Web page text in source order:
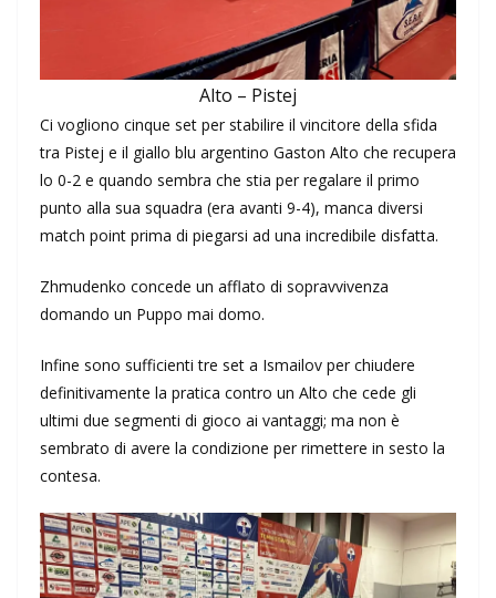
Alto – Pistej
Ci vogliono cinque set per stabilire il vincitore della sfida
tra Pistej e il giallo blu argentino Gaston Alto che recupera
lo 0-2 e quando sembra che stia per regalare il primo
punto alla sua squadra (era avanti 9-4), manca diversi
match point prima di piegarsi ad una incredibile disfatta.
Zhmudenko concede un afflato di sopravvivenza
domando un Puppo mai domo.
Infine sono sufficienti tre set a Ismailov per chiudere
definitivamente la pratica contro un Alto che cede gli
ultimi due segmenti di gioco ai vantaggi; ma non è
sembrato di avere la condizione per rimettere in sesto la
contesa.